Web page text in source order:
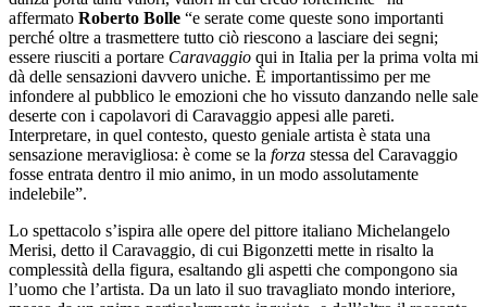
affermato Roberto Bolle “e serate come queste sono importanti
perché oltre a trasmettere tutto ciò riescono a lasciare dei segni;
essere riusciti a portare Caravaggio qui in Italia per la prima volta mi
dà delle sensazioni davvero uniche. È importantissimo per me
infondere al pubblico le emozioni che ho vissuto danzando nelle sale
deserte con i capolavori di Caravaggio appesi alle pareti.
Interpretare, in quel contesto, questo geniale artista è stata una
sensazione meravigliosa: è come se la forza stessa del Caravaggio
fosse entrata dentro il mio animo, in un modo assolutamente
indelebile”.
Lo spettacolo s’ispira alle opere del pittore italiano Michelangelo
Merisi, detto il Caravaggio, di cui Bigonzetti mette in risalto la
complessità della figura, esaltando gli aspetti che compongono sia
l’uomo che l’artista. Da un lato il suo travagliato mondo interiore,